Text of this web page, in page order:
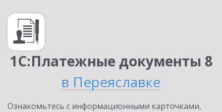
1С:Платежные документы 8
в Переяславке
Ознакомьтесь с информационными карточками,